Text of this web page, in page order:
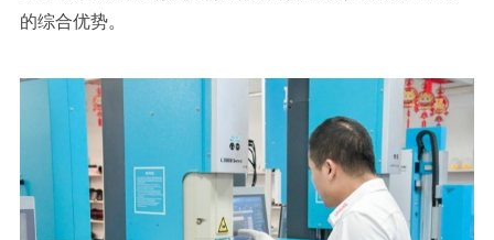
的综合优势。